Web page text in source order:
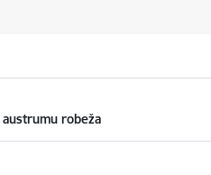
austrumu robeža